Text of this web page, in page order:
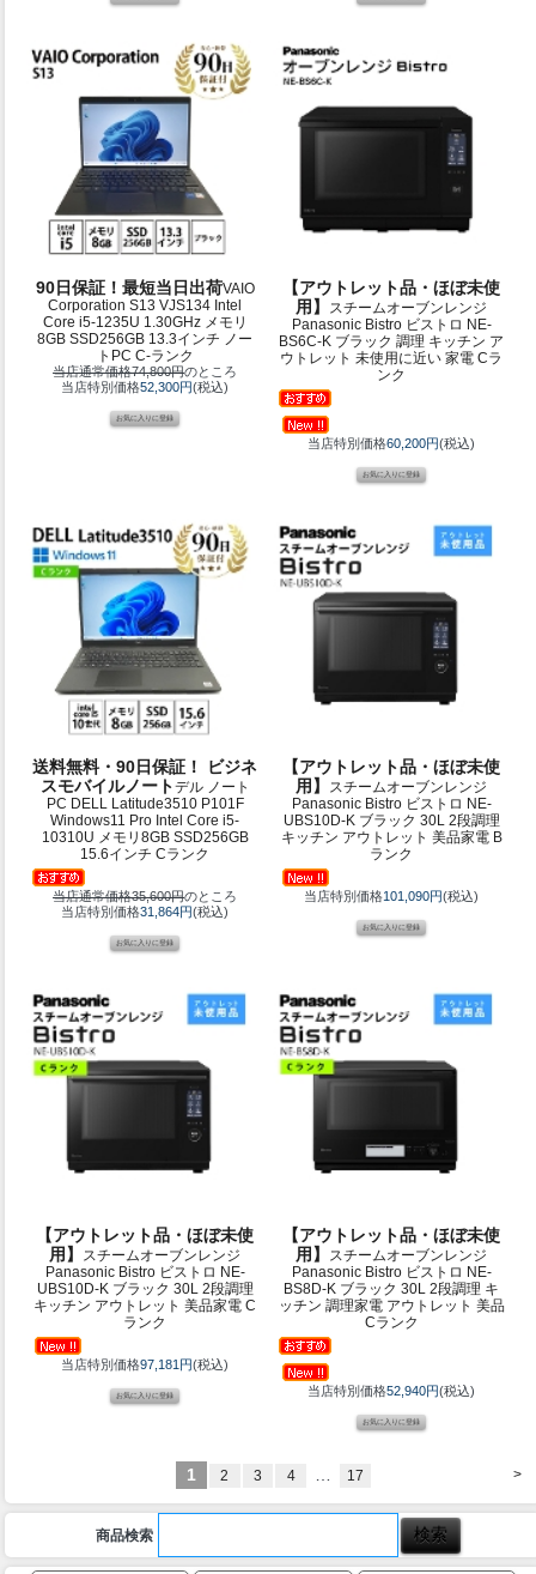
90日保証！最短当日出荷VAIO
Corporation S13 VJS134 Intel
Core i5-1235U 1.30GHz メモリ
8GB SSD256GB 13.3インチ ノー
トPC C-ランク
当店通常価格74,800円のところ
当店特別価格52,300円(税込)
【アウトレット品・ほぼ未使
用】
スチームオーブンレンジ
Panasonic Bistro ビストロ NE-
BS6C-K ブラック 調理 キッチン ア
ウトレット 未使用に近い 家電 Cラ
ンク
当店特別価格60,200円(税込)
送料無料・90日保証！ ビジネ
スモバイルノートデル ノート
PC DELL Latitude3510 P101F
Windows11 Pro Intel Core i5-
10310U メモリ8GB SSD256GB
15.6インチ Cランク
当店通常価格35,600円のところ
当店特別価格31,864円(税込)
【アウトレット品・ほぼ未使
用】
スチームオーブンレンジ
Panasonic Bistro ビストロ NE-
UBS10D-K ブラック 30L 2段調理
キッチン アウトレット 美品家電 B
ランク
当店特別価格101,090円(税込)
【アウトレット品・ほぼ未使
用】
スチームオーブンレンジ
Panasonic Bistro ビストロ NE-
UBS10D-K ブラック 30L 2段調理
キッチン アウトレット 美品家電 C
ランク
当店特別価格97,181円(税込)
【アウトレット品・ほぼ未使
用】
スチームオーブンレンジ
Panasonic Bistro ビストロ NE-
BS8D-K ブラック 30L 2段調理 キ
ッチン 調理家電 アウトレット 美品
Cランク
当店特別価格52,940円(税込)
>
1 2 3 4 17
商品検索